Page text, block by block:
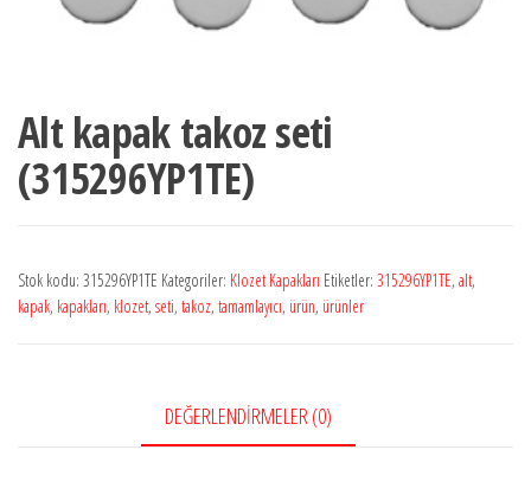
Alt kapak takoz seti
(315296YP1TE)
Stok kodu: 315296YP1TE Kategoriler: Klozet Kapakları Etiketler: 315296YP1TE, alt,
kapak, kapakları, klozet, seti, takoz, tamamlayıcı, ürün, ürünler
DEĞERLENDIRMELER (0)